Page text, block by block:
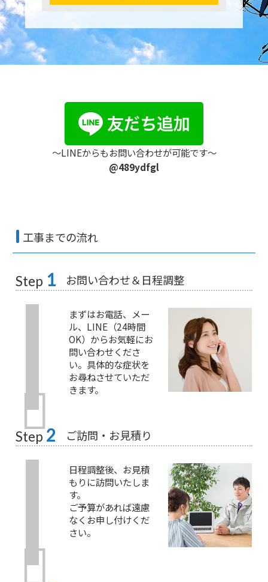
〜LINEからもお問い合わせが可能です〜
@489ydfgl
工事までの流れ
Step 1 お問い合わせ＆日程調整
まずはお電話、メー
ル、LINE（24時間
OK）からお気軽にお
問い合わせくださ
い。具体的な症状を
お尋ねさせていただ
きます。
Step 2 ご訪問・お見積り
日程調整後、お見積
もりに訪問いたしま
す。
ご予算があれば遠慮
なくお申し付けくだ
さい。